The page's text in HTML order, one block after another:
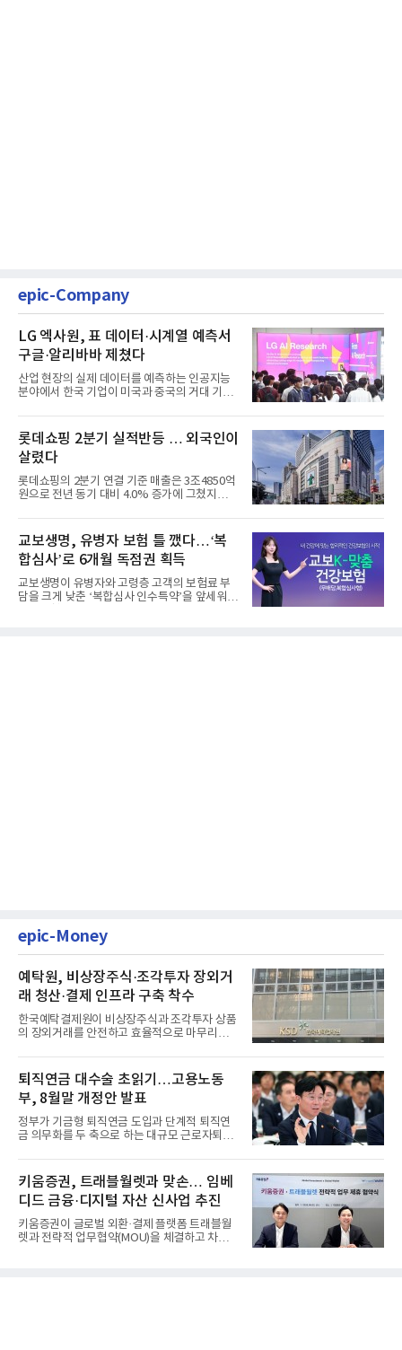
epic-Company
LG 엑사원, 표 데이터·시계열 예측서
구글·알리바바 제쳤다
산업 현장의 실제 데이터를 예측하는 인공지능
분야에서 한국 기업이 미국과 중국의 거대 기술
롯데쇼핑 2분기 실적반등 … 외국인이
살렸다
롯데쇼핑의 2분기 연결 기준 매출은 3조4850억
원으로 전년 동기 대비 4.0% 증가에 그쳤지만,
교보생명, 유병자 보험 틀 깼다…‘복
합심사’로 6개월 독점권 획득
교보생명이 유병자와 고령층 고객의 보험료 부
담을 크게 낮춘 ‘복합심사 인수특약’을 앞세워
epic-Money
예탁원, 비상장주식·조각투자 장외거
래 청산·결제 인프라 구축 착수
한국예탁결제원이 비상장주식과 조각투자 상품
의 장외거래를 안전하고 효율적으로 마무리하기
퇴직연금 대수술 초읽기…고용노동
부, 8월말 개정안 발표
정부가 기금형 퇴직연금 도입과 단계적 퇴직연
금 의무화를 두 축으로 하는 대규모 근로자퇴직
키움증권, 트래블월렛과 맞손… 임베
디드 금융·디지털 자산 신사업 추진
키움증권이 글로벌 외환·결제 플랫폼 트래블월
렛과 전략적 업무협약(MOU)을 체결하고 차세